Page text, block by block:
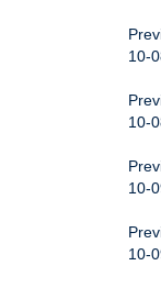
10-
10-
10-
10-